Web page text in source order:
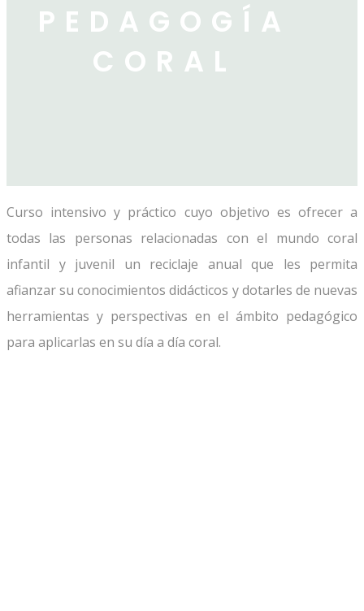
PEDAGOGÍA
CORAL
Curso intensivo y práctico cuyo objetivo es ofrecer a
todas las personas relacionadas con el mundo coral
infantil y juvenil un reciclaje anual que les permita
afianzar su conocimientos didácticos y dotarles de nuevas
herramientas y perspectivas en el ámbito pedagógico
para aplicarlas en su día a día coral.